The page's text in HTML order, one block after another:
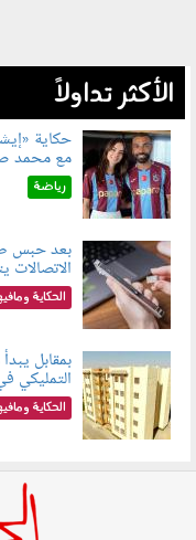
الأكثر تداولاً
080802.jpg
حكاية
مع محمد
رياضة
080803.jpg الحكاية
080801.jpg التمليكي
الحكاية